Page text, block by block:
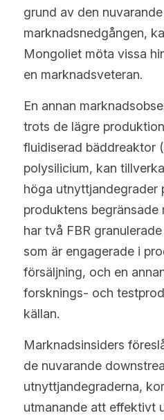
grund av den nuvarande
marknadsnedgången,
Mongoliet möta vissa
en marknadsveteran.
En annan
trots de lägre
fluidiserad bäddreaktor
polysilicium, kan
höga utnyttjandegrader
produktens begränsade
har två FBR
som är engagerade i
försäljning, och en
forsknings- och
källan.
Marknadsinsiders
de nuvarande
utnyttjandegraderna,
utmanande att effektivt